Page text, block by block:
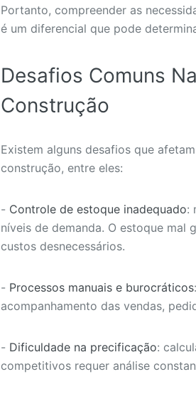
Portanto, compreender as
é um diferencial que pode
Desafios Comuns
Construção
Existem alguns desafios que
construção, entre eles:
- Controle de estoque inadequado:
níveis de demanda. O estoque
custos desnecessários.
- Processos manuais e burocráticos
acompanhamento das vendas,
- Dificuldade na precificação:
competitivos requer análise